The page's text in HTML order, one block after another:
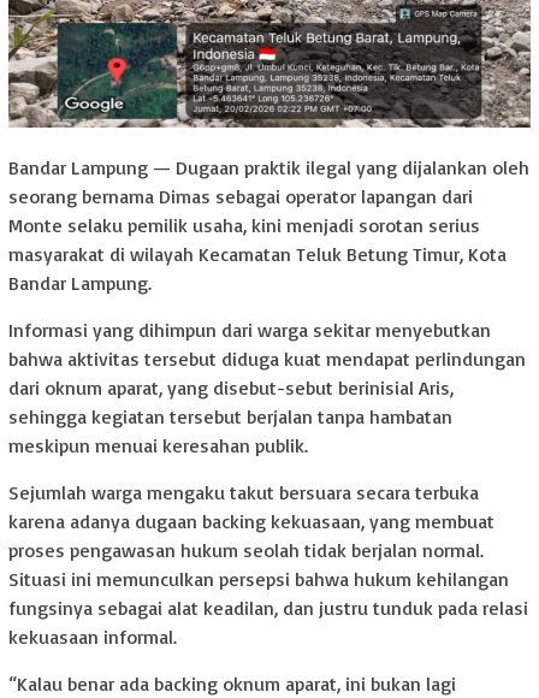
Bandar Lampung — Dugaan praktik ilegal yang dijalankan oleh
seorang bernama Dimas sebagai operator lapangan dari
Monte selaku pemilik usaha, kini menjadi sorotan serius
masyarakat di wilayah Kecamatan Teluk Betung Timur, Kota
Bandar Lampung.
Informasi yang dihimpun dari warga sekitar menyebutkan
bahwa aktivitas tersebut diduga kuat mendapat perlindungan
dari oknum aparat, yang disebut-sebut berinisial Aris,
sehingga kegiatan tersebut berjalan tanpa hambatan
meskipun menuai keresahan publik.
Sejumlah warga mengaku takut bersuara secara terbuka
karena adanya dugaan backing kekuasaan, yang membuat
proses pengawasan hukum seolah tidak berjalan normal.
Situasi ini memunculkan persepsi bahwa hukum kehilangan
fungsinya sebagai alat keadilan, dan justru tunduk pada relasi
kekuasaan informal.
“Kalau benar ada backing oknum aparat, ini bukan lagi